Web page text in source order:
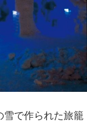
雪で作られた旅籠